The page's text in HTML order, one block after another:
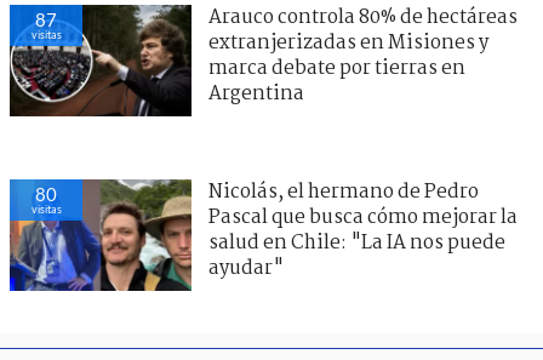
87
visitas
Arauco controla 80% de hectáreas
extranjerizadas en Misiones y
marca debate por tierras en
Argentina
80
visitas
Nicolás, el hermano de Pedro
Pascal que busca cómo mejorar la
salud en Chile: "La IA nos puede
ayudar"